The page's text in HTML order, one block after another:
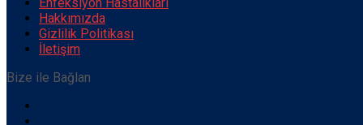
Hakkımızda
Gizlilik Politikası
İletişim
Bize ile Bağlan